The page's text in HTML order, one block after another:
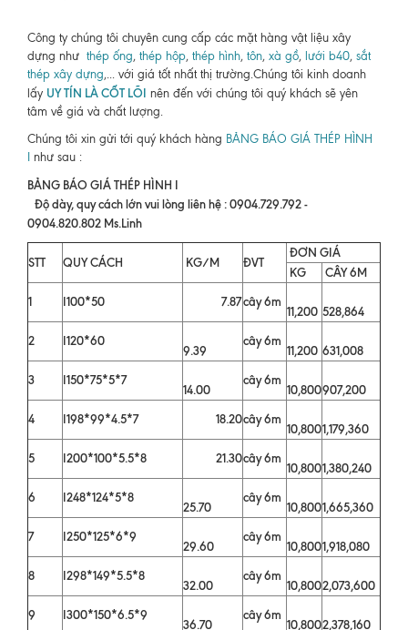
Công ty chúng tôi chuyên cung cấp các mặt hàng vật liệu xây
dựng như thép ống, thép hộp, thép hình, tôn, xà gồ, lưới b40, sắt
thép xây dựng,... với giá tốt nhất thị trường.Chúng tôi kinh doanh
lấy UY TÍN LÀ CỐT LÕI nên đến với chúng tôi quý khách sẽ yên
tâm về giá và chất lượng.
Chúng tôi xin gửi tới quý khách hàng BẢNG BÁO GIÁ THÉP HÌNH
như sau :
BẢNG BÁO GIÁ THÉP HÌNH I
Độ dày, quy cách lớn vui lòng liên hệ : 0904.729.792 -
0904.820.802 Ms.Linh
STT QUY CÁCH KG/M ĐVT
ĐƠN GIÁ
KG
CÂY 6M
1
I100*50 7.87cây 6m
11,200 528,864
2
I120*60
9.39
cây 6m
11,200 631,008
3
I150*75*5*7
14.00
cây 6m
10,800907,200
4
I198*99*4.5*7 18.20cây 6m
10,8001,179,360
5
I200*100*5.5*8 21.30cây 6m
10,8001,380,240
6
I248*124*5*8
25.70
cây 6m
10,8001,665,360
7
I250*125*6*9
29.60
cây 6m
10,8001,918,080
8
I298*149*5.5*8
32.00
cây 6m
10,8002,073,600
9
I300*150*6.5*9
36.70
cây 6m
10,8002,378,160